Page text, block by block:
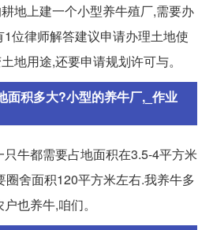
地上建一个小型养牛殖厂,需要办
位律师解答建议申请办理土地使
地用途,还要申请规划许可与。
面积多大?小型的养牛厂,_作业
牛都需要占地面积在3.5-4平方米
圈舍面积120平方米左右.我养牛多
也养牛,咱们。